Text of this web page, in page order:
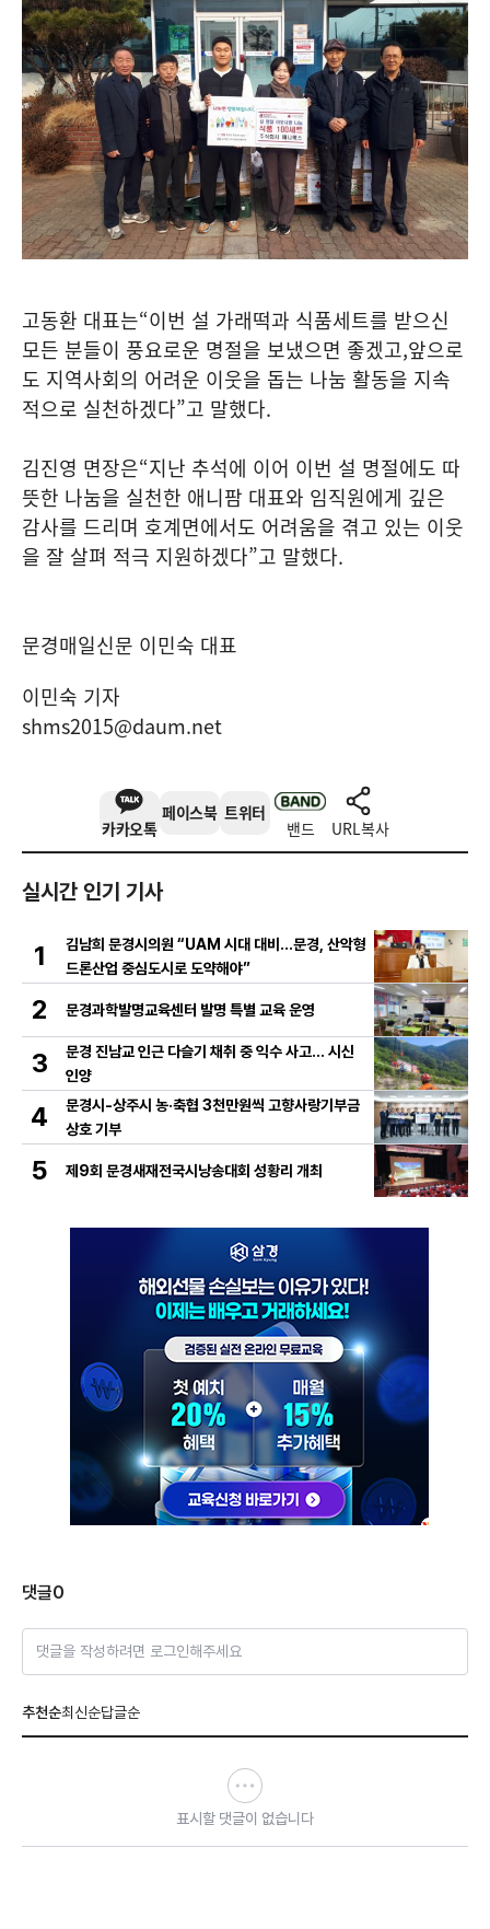
고동환 대표는“이번 설 가래떡과 식품세트를 받으신
모든 분들이 풍요로운 명절을 보냈으면 좋겠고,앞으로
도 지역사회의 어려운 이웃을 돕는 나눔 활동을 지속
적으로 실천하겠다”고 말했다.
김진영 면장은“지난 추석에 이어 이번 설 명절에도 따
뜻한 나눔을 실천한 애니팜 대표와 임직원에게 깊은
감사를 드리며 호계면에서도 어려움을 겪고 있는 이웃
을 잘 살펴 적극 지원하겠다”고 말했다.
문경매일신문 이민숙 대표
이민숙 기자
shms2015@daum.net
카카오톡
페이스북 트위터
밴드 URL복사
실시간 인기 기사
1
김남희 문경시의원 “UAM 시대 대비…문경, 산악형
드론산업 중심도시로 도약해야”
2 문경과학발명교육센터 발명 특별 교육 운영
3
문경 진남교 인근 다슬기 채취 중 익수 사고… 시신
인양
4
문경시-상주시 농·축협 3천만원씩 고향사랑기부금
상호 기부
5 제9회 문경새재전국시낭송대회 성황리 개최
댓글0
댓글을 작성하려면 로그인해주세요
추천순최신순답글순
표시할 댓글이 없습니다